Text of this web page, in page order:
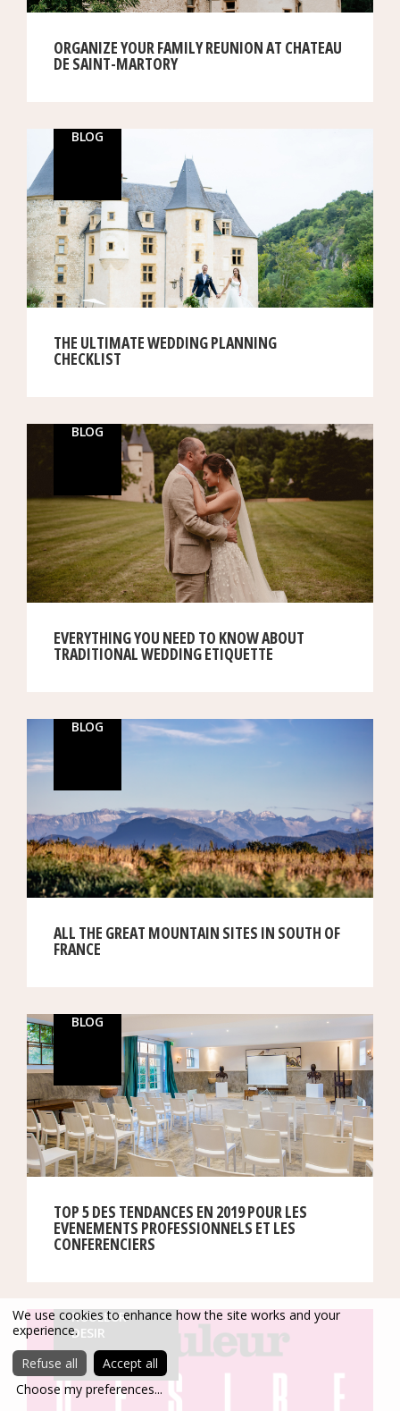
ORGANIZE YOUR FAMILY REUNION AT CHATEAU
DE SAINT-MARTORY
BLOG
THE ULTIMATE WEDDING PLANNING
CHECKLIST
BLOG
EVERYTHING YOU NEED TO KNOW ABOUT
TRADITIONAL WEDDING ETIQUETTE
BLOG
ALL THE GREAT MOUNTAIN SITES IN SOUTH OF
FRANCE
BLOG
TOP 5 DES TENDANCES EN 2019 POUR LES
EVENEMENTS PROFESSIONNELS ET LES
CONFERENCIERS
ROULEUR
DESIR
We use cookies to enhance how the site works and your
experience.
Refuse all
Accept all
Choose my preferences...